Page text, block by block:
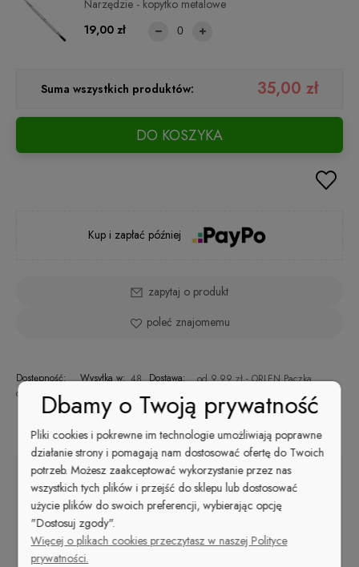
Narzędzie - kopytko metalowe
19,00 zł
Suma wszystkich produktów: 35,00 zł
DO KOSZYKA
Kup i zapłać później
zapytaj o produkt
poleć znajomemu
Dostępność:
duża ilość
Wysyłka w: 48 Dostawa: od 9,99 zł - ORLEN Paczka
(Polska)
Cena nie zawiera ewentualnych kosztów płatności
Opis
SURFS UP! #5625
Osiem błyszczących wakacyjnych kolorów z
najnowszą limitowaną kolekcją Beach Life!
Pojemność 14 g.
Dbamy o Twoją prywatność
Pliki cookies i pokrewne im technologie umożliwiają poprawne
działanie strony i pomagają nam dostosować ofertę do Twoich
potrzeb. Możesz zaakceptować wykorzystanie przez nas
wszystkich tych plików i przejść do sklepu lub dostosować
użycie plików do swoich preferencji, wybierając opcję
"Dostosuj zgody".
Więcej o plikach cookies przeczytasz w naszej Polityce
prywatności.